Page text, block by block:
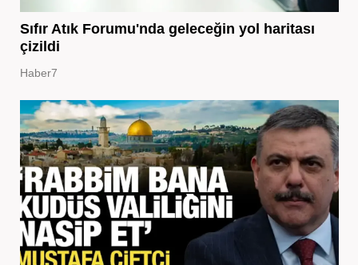
Sıfır Atık Forumu'nda geleceğin yol haritası
çizildi
Haber7